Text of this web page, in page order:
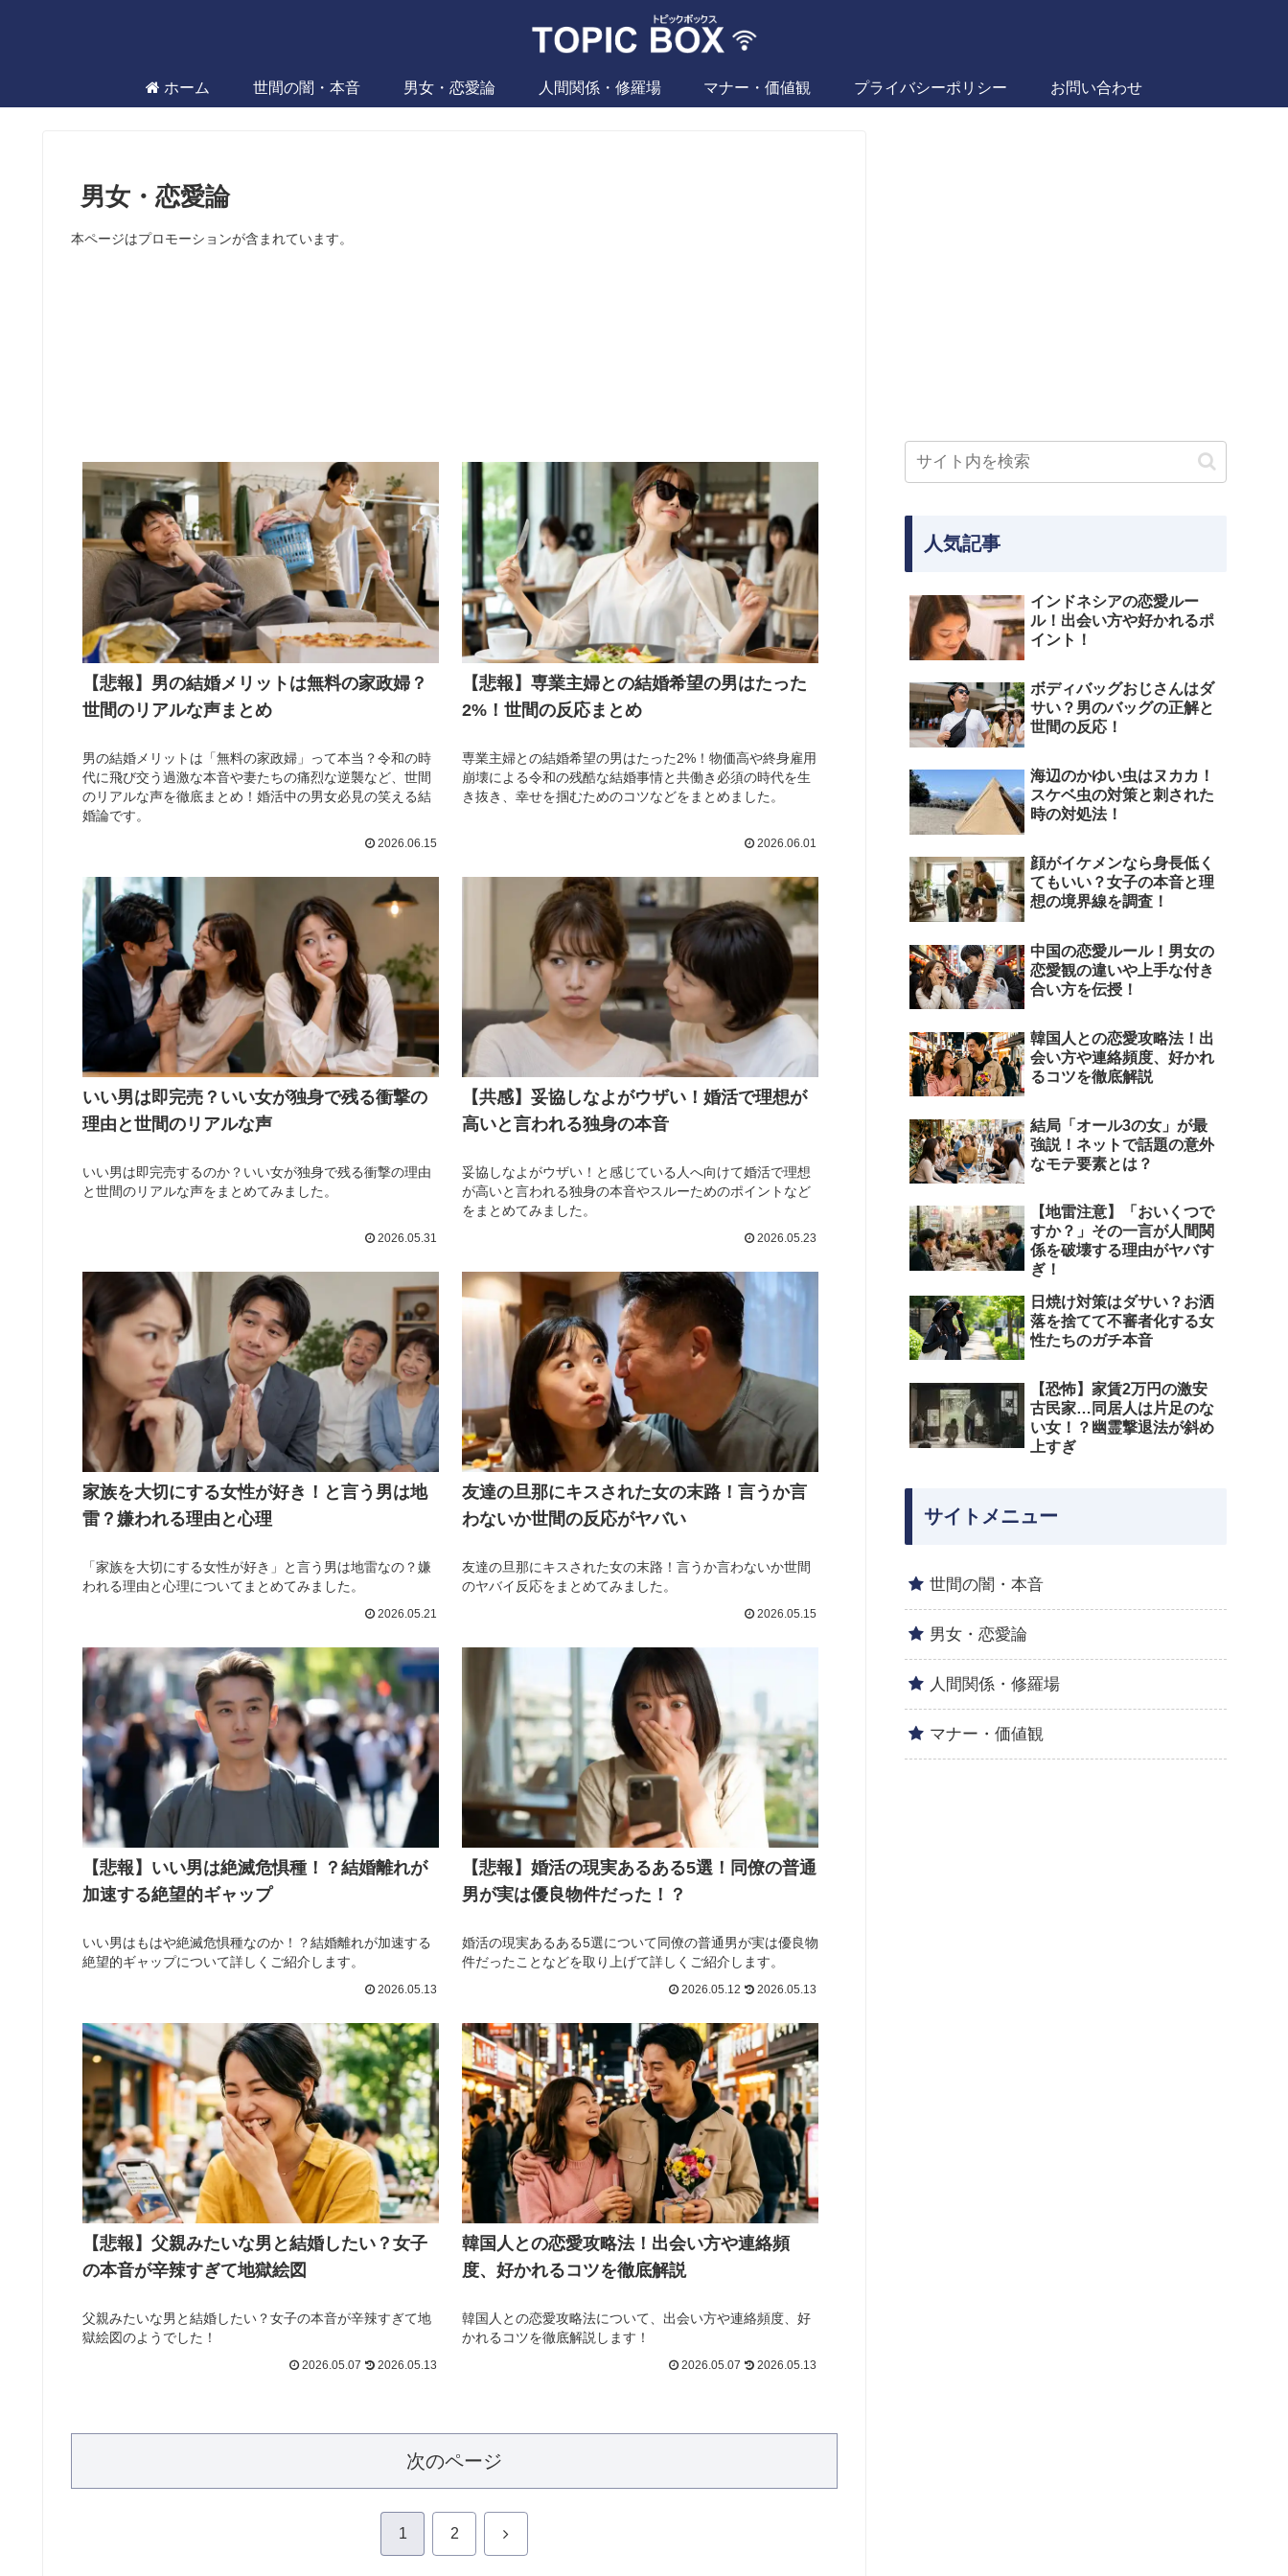
ホーム 世間の闇・本音 男女・恋愛論 人間関係・修羅場 マナー・価値観 プライバシーポリシー お問い合わせ
男女・恋愛論
本ページはプロモーションが含まれています。
【悲報】男の結婚メリットは無料の家政婦？
世間のリアルな声まとめ
男の結婚メリットは「無料の家政婦」って本当？令和の時
代に飛び交う過激な本音や妻たちの痛烈な逆襲など、世間
のリアルな声を徹底まとめ！婚活中の男女必見の笑える結
婚論です。
2026.06.15
【悲報】専業主婦との結婚希望の男はたった
2%！世間の反応まとめ
専業主婦との結婚希望の男はたった2%！物価高や終身雇用
崩壊による令和の残酷な結婚事情と共働き必須の時代を生
き抜き、幸せを掴むためのコツなどをまとめました。
2026.06.01
いい男は即完売？いい女が独身で残る衝撃の
理由と世間のリアルな声
いい男は即完売するのか？いい女が独身で残る衝撃の理由
と世間のリアルな声をまとめてみました。
2026.05.31
【共感】妥協しなよがウザい！婚活で理想が
高いと言われる独身の本音
妥協しなよがウザい！と感じている人へ向けて婚活で理想
が高いと言われる独身の本音やスルーためのポイントなど
をまとめてみました。
2026.05.23
家族を大切にする女性が好き！と言う男は地
雷？嫌われる理由と心理
「家族を大切にする女性が好き」と言う男は地雷なの？嫌
われる理由と心理についてまとめてみました。
2026.05.21
友達の旦那にキスされた女の末路！言うか言
わないか世間の反応がヤバい
友達の旦那にキスされた女の末路！言うか言わないか世間
のヤバイ反応をまとめてみました。
2026.05.15
【悲報】いい男は絶滅危惧種！？結婚離れが
加速する絶望的ギャップ
いい男はもはや絶滅危惧種なのか！？結婚離れが加速する
絶望的ギャップについて詳しくご紹介します。
2026.05.13
【悲報】婚活の現実あるある5選！同僚の普通
男が実は優良物件だった！？
婚活の現実あるある5選について同僚の普通男が実は優良物
件だったことなどを取り上げて詳しくご紹介します。
2026.05.12 2026.05.13
【悲報】父親みたいな男と結婚したい？女子
の本音が辛辣すぎて地獄絵図
父親みたいな男と結婚したい？女子の本音が辛辣すぎて地
獄絵図のようでした！
2026.05.07 2026.05.13
韓国人との恋愛攻略法！出会い方や連絡頻
度、好かれるコツを徹底解説
韓国人との恋愛攻略法について、出会い方や連絡頻度、好
かれるコツを徹底解説します！
2026.05.07 2026.05.13
次のページ
1 2 次
人気記事
インドネシアの恋愛ルー
ル！出会い方や好かれるポ
イント！
ボディバッグおじさんはダ
サい？男のバッグの正解と
世間の反応！
海辺のかゆい虫はヌカカ！
スケベ虫の対策と刺された
時の対処法！
顔がイケメンなら身長低く
てもいい？女子の本音と理
想の境界線を調査！
中国の恋愛ルール！男女の
恋愛観の違いや上手な付き
合い方を伝授！
韓国人との恋愛攻略法！出
会い方や連絡頻度、好かれ
るコツを徹底解説
結局「オール3の女」が最
強説！ネットで話題の意外
なモテ要素とは？
【地雷注意】「おいくつで
すか？」その一言が人間関
係を破壊する理由がヤバす
ぎ！
日焼け対策はダサい？お洒
落を捨てて不審者化する女
性たちのガチ本音
【恐怖】家賃2万円の激安
古民家…同居人は片足のな
い女！？幽霊撃退法が斜め
上すぎ
サイトメニュー
世間の闇・本音
男女・恋愛論
人間関係・修羅場
マナー・価値観